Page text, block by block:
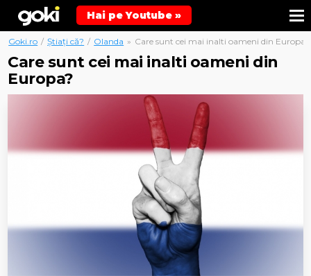
Hai pe Youtube »
Goki.ro / Știați că? / Olanda » Care sunt cei mai inalti oameni din Europa?
Care sunt cei mai inalti oameni din
Europa?